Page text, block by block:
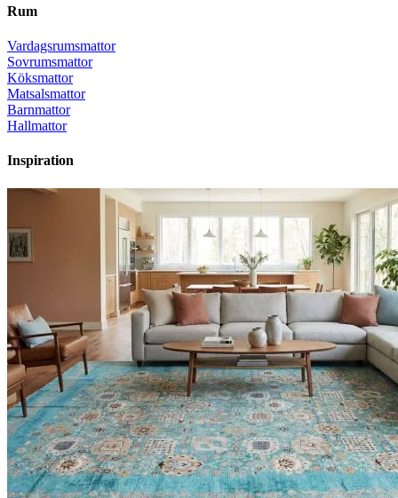
Rum
Vardagsrumsmattor
Sovrumsmattor
Köksmattor
Matsalsmattor
Barnmattor
Hallmattor
Inspiration